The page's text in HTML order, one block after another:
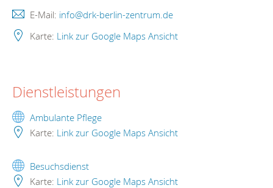
E-Mail: info@drk-berlin-zentrum.de
Karte: Link zur Google Maps Ansicht
Dienstleistungen
Ambulante Pflege
Karte: Link zur Google Maps Ansicht
Besuchsdienst
Karte: Link zur Google Maps Ansicht